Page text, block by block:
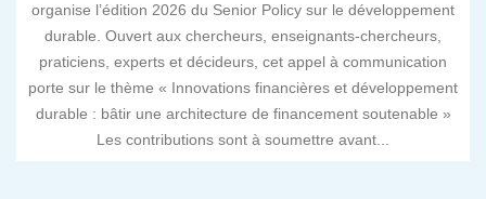
organise l’édition 2026 du Senior Policy sur le développement
durable. Ouvert aux chercheurs, enseignants-chercheurs,
praticiens, experts et décideurs, cet appel à communication
porte sur le thème « Innovations financières et développement
durable : bâtir une architecture de financement soutenable »
Les contributions sont à soumettre avant...